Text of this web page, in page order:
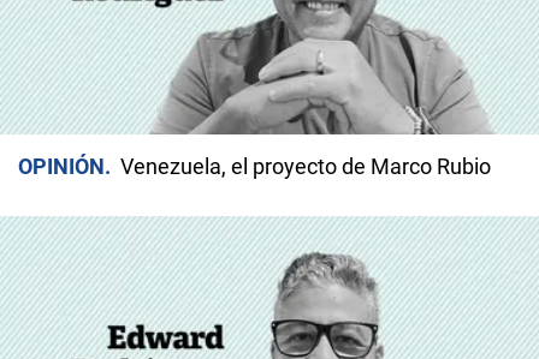
OPINIÓN Venezuela, el proyecto de Marco Rubio